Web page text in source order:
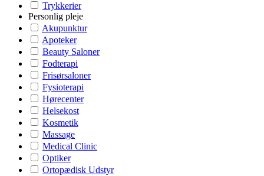
Trykkerier
Personlig pleje
Akupunktur
Apoteker
Beauty Saloner
Fodterapi
Frisørsaloner
Fysioterapi
Hørecenter
Helsekost
Kosmetik
Massage
Medical Clinic
Optiker
Ortopædisk Udstyr